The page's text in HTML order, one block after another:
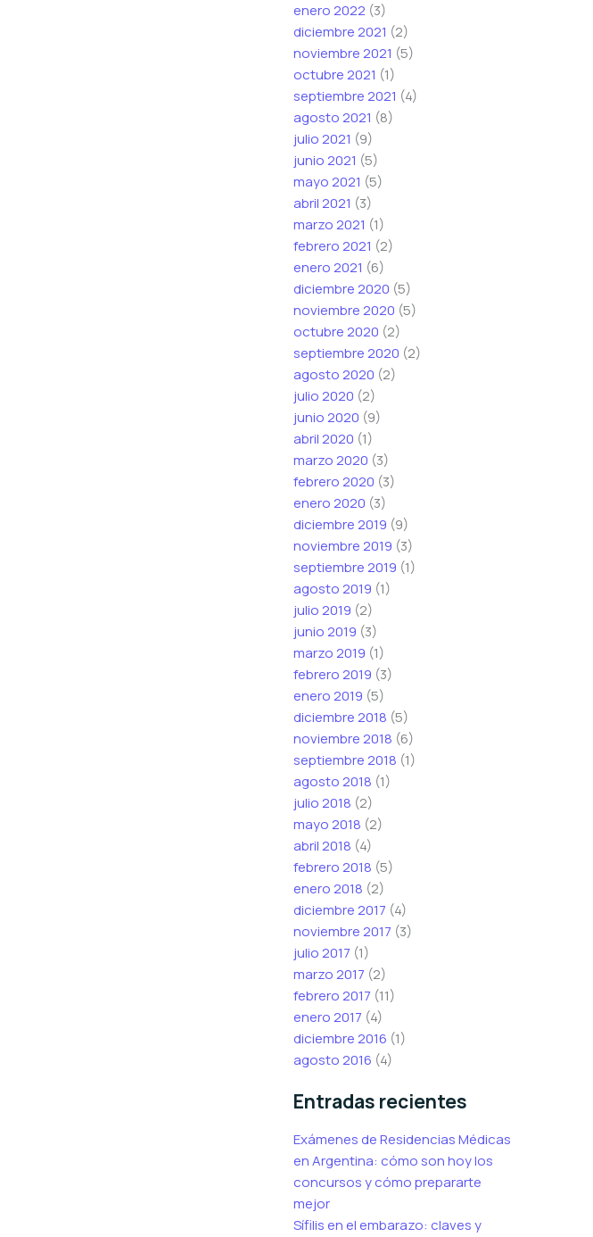
enero 2022 (3)
diciembre 2021 (2)
noviembre 2021 (5)
octubre 2021 (1)
septiembre 2021 (4)
agosto 2021 (8)
julio 2021 (9)
junio 2021 (5)
mayo 2021 (5)
abril 2021 (3)
marzo 2021 (1)
febrero 2021 (2)
enero 2021 (6)
diciembre 2020 (5)
noviembre 2020 (5)
octubre 2020 (2)
septiembre 2020 (2)
agosto 2020 (2)
julio 2020 (2)
junio 2020 (9)
abril 2020 (1)
marzo 2020 (3)
febrero 2020 (3)
enero 2020 (3)
diciembre 2019 (9)
noviembre 2019 (3)
septiembre 2019 (1)
agosto 2019 (1)
julio 2019 (2)
junio 2019 (3)
marzo 2019 (1)
febrero 2019 (3)
enero 2019 (5)
diciembre 2018 (5)
noviembre 2018 (6)
septiembre 2018 (1)
agosto 2018 (1)
julio 2018 (2)
mayo 2018 (2)
abril 2018 (4)
febrero 2018 (5)
enero 2018 (2)
diciembre 2017 (4)
noviembre 2017 (3)
julio 2017 (1)
marzo 2017 (2)
febrero 2017 (11)
enero 2017 (4)
diciembre 2016 (1)
agosto 2016 (4)
Entradas recientes
Exámenes de Residencias Médicas
en Argentina: cómo son hoy los
concursos y cómo prepararte
mejor
Sífilis en el embarazo: claves y